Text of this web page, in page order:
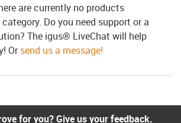
are currently no products
Do you need support or a
The igus® LiveChat will help
Orsend us a message!
for you? Give us your feedback.